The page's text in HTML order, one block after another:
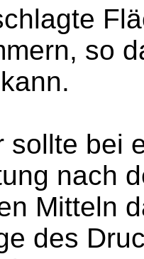
so
sollte bei
nach
Mitteln
des